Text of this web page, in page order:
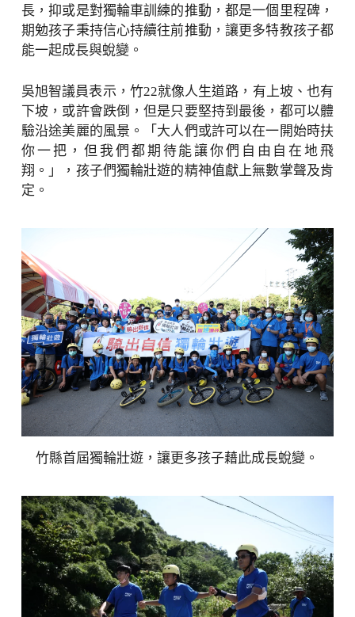
長，抑或是對獨輪車訓練的推動，都是一個里程碑，
期勉孩子秉持信心持續往前推動，讓更多特教孩子都
能一起成長與蛻變。
吳旭智議員表示，竹22就像人生道路，有上坡、也有
下坡，或許會跌倒，但是只要堅持到最後，都可以體
驗沿途美麗的風景。「大人們或許可以在一開始時扶
你一把，但我們都期待能讓你們自由自在地飛
翔。」，孩子們獨輪壯遊的精神值獻上無數掌聲及肯
定。
竹縣首屆獨輪壯遊，讓更多孩子藉此成長蛻變。